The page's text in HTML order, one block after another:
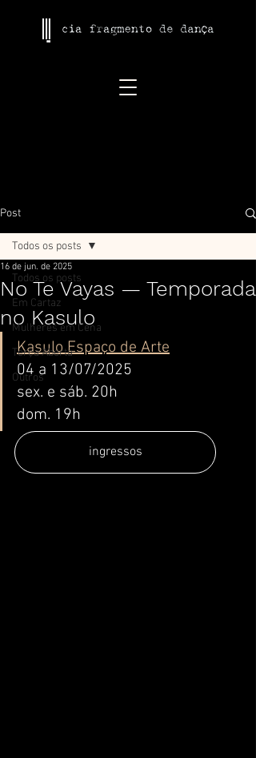
Post
Todos os posts
Em Cartaz
Mulheres em Cena
Terça Aberta
Outros
Todos os posts
No Te Vayas — Temporada
no Kasulo
16 de jun. de 2025
Kasulo Espaço de Arte
04 a 13/07/2025
sex. e sáb. 20h
dom. 19h
ingressos